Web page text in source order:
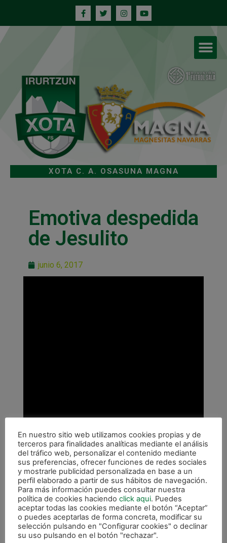
XOTA C. A. OSASUNA MAGNA
Emotiva despedida
de Jesulito
junio 6, 2017
En nuestro sitio web utilizamos cookies propias y de
terceros para finalidades analíticas mediante el análisis
del tráfico web, personalizar el contenido mediante
sus preferencias, ofrecer funciones de redes sociales
y mostrarle publicidad personalizada en base a un
perfil elaborado a partir de sus hábitos de navegación.
Para más información puedes consultar nuestra
política de cookies haciendo click aqui. Puedes
aceptar todas las cookies mediante el botón “Aceptar”
o puedes aceptarlas de forma concreta, modificar su
selección pulsando en "Configurar cookies" o declinar
su uso pulsando en el botón "rechazar".